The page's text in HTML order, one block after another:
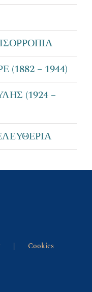
– 1944)
(1924 –
Cookies